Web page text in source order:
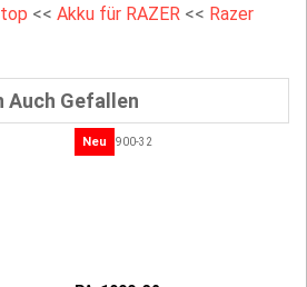
<< Akku für RAZER << Razer
Auch Gefallen
Neu